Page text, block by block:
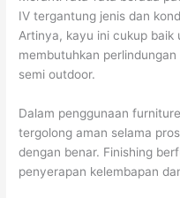
IV tergantung jenis dan
Artinya, kayu ini cukup
membutuhkan
semi outdoor.
Dalam penggunaan
tergolong aman selama
dengan benar. Finishing
penyerapan kelembapan